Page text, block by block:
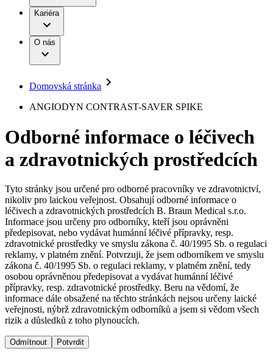
Léčba bolesti
Mimotělní očišťování krve
Neurochirurgie
Onkologie
Ortopedie
Páteřní chirurgie
Péče o rány
Prevence a kontrola infekcí
Uzavírání ran
Řešení
Terapie
Onemocnění
B. Braun Avitum
Dialyzační střediska​
B. Braun Avitum poskytuje kvalitní dialyzační péči ve všech
svých střediscích v České republice. Více informací se
dozvíte na stránkách jednotlivých středisek.
Práce a kariéra
Naše kultura
Vaše příležitost​
Nabídky pracovních míst
Objevte své kariérní příležitosti ​v B. Braun. Vyhledejte náš trh
práce​ pro zajímavé pozice.​
Odpovědnost
Média
Tiskové zprávy
Kontakt
Kontaktní formulář
Registrace k odběru newsletteru
Odpovědnost
Média
Kontakt
Kariéra
O nás
Domovská stránka
ANGIODYN CONTRAST-SAVER SPIKE
Odborné informace o léčivech
a zdravotnických prostředcích
Tyto stránky jsou určené pro odborné pracovníky ve zdravotnictví,
nikoliv pro laickou veřejnost. Obsahují odborné informace o
léčivech a zdravotnických prostředcích B. Braun Medical s.r.o.
Informace jsou určeny pro odborníky, kteří jsou oprávněni
předepisovat, nebo vydávat humánní léčivé přípravky, resp.
zdravotnické prostředky ve smyslu zákona č. 40/1995 Sb. o regulaci
reklamy, v platném znění. Potvrzuji, že jsem odborníkem ve smyslu
zákona č. 40/1995 Sb. o regulaci reklamy, v platném znění, tedy
osobou oprávněnou předepisovat a vydávat humánní léčivé
přípravky, resp. zdravotnické prostředky. Beru na vědomí, že
informace dále obsažené na těchto stránkách nejsou určeny laické
veřejnosti, nýbrž zdravotnickým odborníků a jsem si vědom všech
rizik a důsledků z toho plynoucích.
Odmítnout Potvrdit